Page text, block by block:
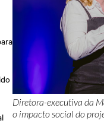
Diretora-executiva da
o impacto social do